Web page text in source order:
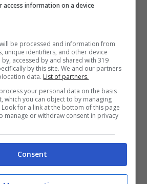
le
di 15 gradi.
intorno ai 15
sia al Centro, qualche
mentre la notte il calo
più sostenuto con
Milano, Firenze e Roma
le minime toccheranno
anche 20. Ma il
access information on a device
be processed and information from
unique identifiers, and other device
accessed by and shared with 319
by this site. We and our partners
data. List of partners.
your personal data on the basis
which you can object to by managing
for a link at the bottom of this page
manage or withdraw consent in privacy
Consent